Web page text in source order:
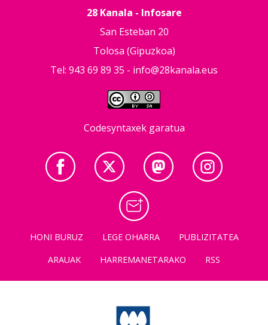
28 Kanala - Infosare
San Esteban 20
Tolosa (Gipuzkoa)
Tel: 943 69 89 35 - info@28kanala.eus
Codesyntaxek garatua
HONI BURUZ LEGE OHARRA
PUBLIZITATEA
ARAUAK
HARREMANETARAKO RSS